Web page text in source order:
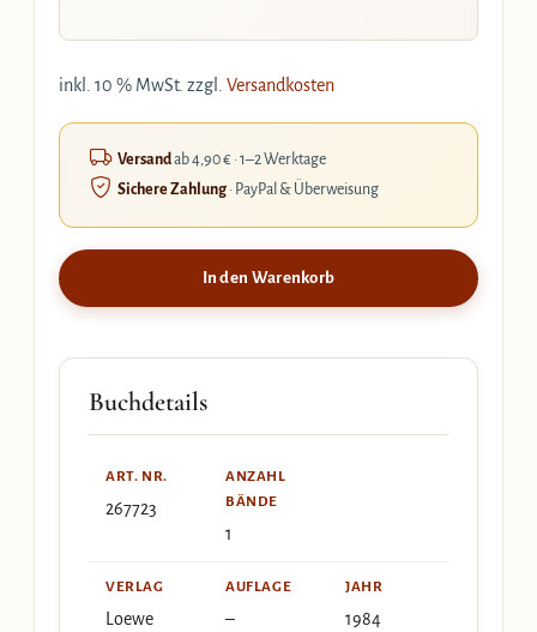
inkl. 10 % MwSt. zzgl. Versandkosten
Versandab 4,90 € · 1–2 Werktage
Sichere Zahlung· PayPal & Überweisung
In den Warenkorb
Buchdetails
ART. NR.
267723
ANZAHL
BÄNDE
1
VERLAG
Loewe
AUFLAGE
–
JAHR
1984